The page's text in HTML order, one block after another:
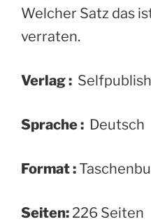
Welcher Satz das
verraten.
Verlag :
Sprache : ‎ Deutsch
Format :
Seiten: 226 Seiten